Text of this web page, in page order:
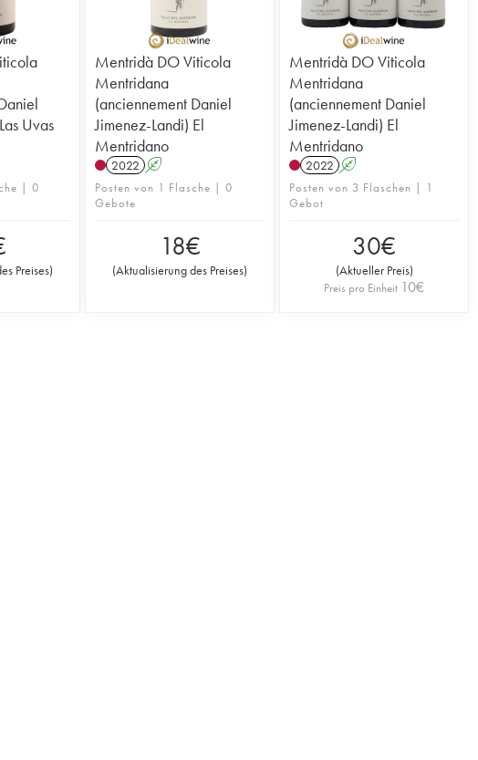
Uvas
| 0
Preises)
Mentridà DO Viticola
Mentridana
(anciennement Daniel
Jimenez-Landi) El
Mentridano
2022 A
Posten von 1 Flasche | 0
Gebote
18€
(Aktualisierung des Preises)
Mentridà DO Viticola
Mentridana
(anciennement Daniel
Jimenez-Landi) El
Mentridano
2022 A
Posten von 3 Flaschen | 1
Gebot
30€
(Aktueller Preis)
Preis pro Einheit 10€